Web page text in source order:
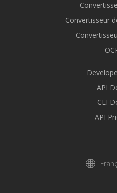
Convertisseur
API
CLI
API